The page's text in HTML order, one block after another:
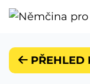
PŘEHLED